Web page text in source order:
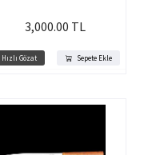
Hızlı Gözat Sepete Ekle
3,000.00 TL